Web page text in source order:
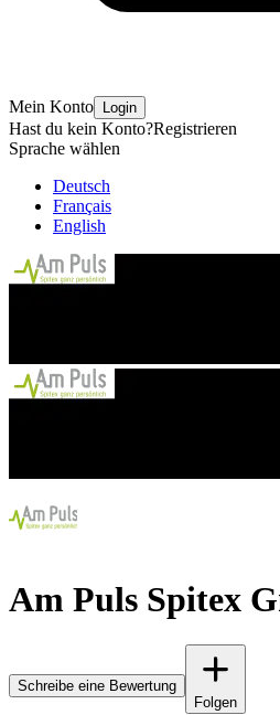
Mein Konto Login
Hast du kein Konto?Registrieren
Sprache wählen
Deutsch
Français
English
Am Puls Spitex
Schreibe eine Bewertung
Folgen